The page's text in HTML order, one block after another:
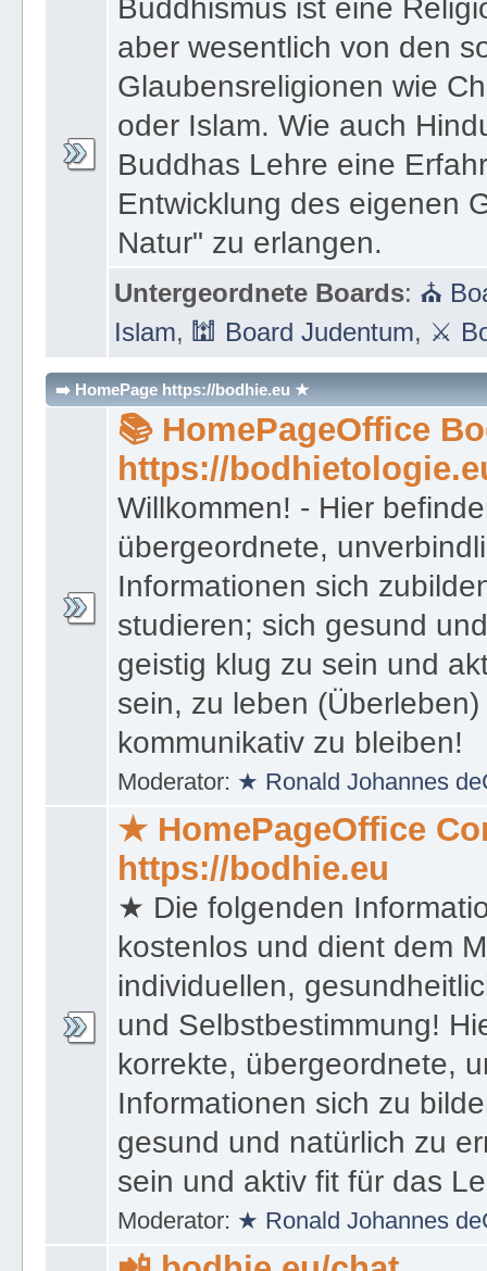
Buddhismus ist eine
aber wesentlich von den
Glaubensreligionen wie
oder Islam. Wie auch
Buddhas Lehre eine
Entwicklung des eigenen
Natur" zu erlangen.
Untergeordnete Boards: ⛪
Islam, 🕍 Board Judentum, ⚔
➡️ HomePage https://bodhie.eu ★
📚 HomePageOffice
https://
Willkommen! - Hier
übergeordnete,
Informationen sich
studieren; sich gesund
geistig klug zu sein und
sein, zu leben
kommunikativ zu bleiben!
Moderator: ★ Ronald Johannes
★ HomePageOffice
https://bodhie.eu
★ Die folgenden
kostenlos und dient dem
individuellen,
und Selbstbestimmung!
korrekte, übergeordnete,
Informationen sich zu
gesund und natürlich zu
sein und aktiv fit für das
Moderator: ★ Ronald Johannes